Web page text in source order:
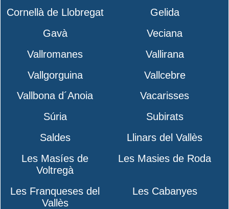
Cornellà de Llobregat
Gelida
Gavà
Veciana
Vallromanes
Vallirana
Vallgorguina
Vallcebre
Vallbona d´Anoia
Vacarisses
Súria
Subirats
Saldes
Llinars del Vallès
Les Masíes de
Voltregà
Les Masies de Roda
Les Franqueses del
Vallès
Les Cabanyes